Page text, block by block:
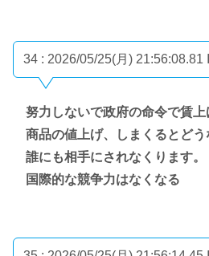
34 : 2026/05/25(月) 21:56:08.81
努力しないで政府の命令で賃上
商品の値上げ、しまくるとどう
誰にも相手にされなくります。
国際的な競争力はなくなる